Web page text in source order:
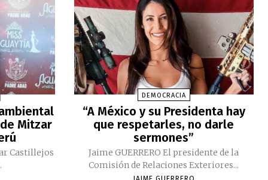
Mitzar
Castillejos
DEMOCRACIA
“A México y su Presidenta hay
que respetarles, no darle
sermones”
Jaime GUERRERO El presidente de la
Comisión de Relaciones Exteriores...